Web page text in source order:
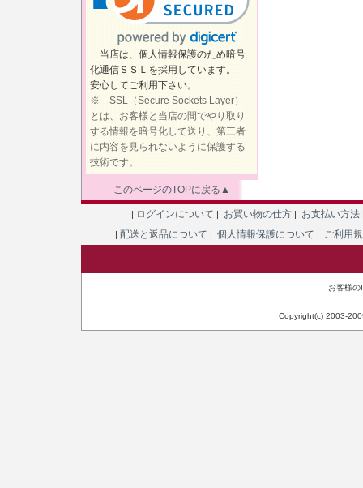
当店は、個人情報保護のため暗号
化通信ＳＳＬを採用しています。
安心してご利用下さい。
※ SSL（Secure Sockets Layer）
とは、お客様と当店の間でやり取り
する情報を暗号化して送り、第三者
に内容を見られないように保護する
技術です。
このページのTOPに戻る▲
| ログインについて | お買い物の仕方 | お支払い方法
| 配送と返品について | 個人情報保護について | ご利用
お客様
Copyright(c) 2003-